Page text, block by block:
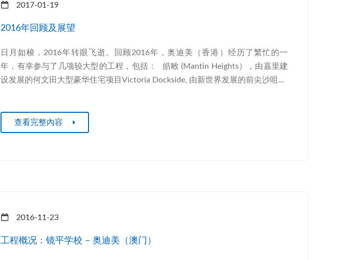
2017-01-19
2016年回顾及展望
日月如梭，2016年转眼飞逝。回顾2016年，奥迪美（香港）经历了繁忙的一
年，有幸参与了几项较大型的工程，包括： 皓畋 (Mantin Heights），由嘉里建
设发展的何文田大型豪华住宅项目​ Victoria Dockside, 由新世界发展的前尖沙咀...
查看完整內容
2016-11-23
工程概况：镜平学校 – 奥迪美（澳门）